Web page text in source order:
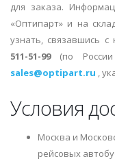
для заказа.
«Оптипарт» и на
узнать, связавшись
511-51-99(по России
sales@optipart.ru ,
Условия
Москва и
рейсовых